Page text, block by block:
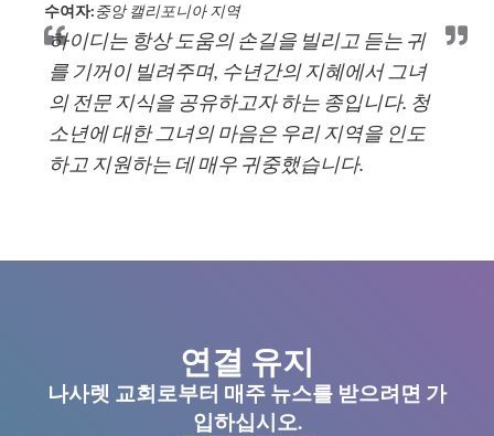
수여자:중앙 캘리포니아 지역
하이디는 항상 도움의 손길을 빌리고 듣는 귀
를 기꺼이 빌려주며, 수년간의 지혜에서 그녀
의 전문 지식을 공유하고자 하는 종입니다. 청
소년에 대한 그녀의 마음은 우리 지역을 인도
하고 지원하는 데 매우 귀중했습니다.
연결 유지
나사렛 교회로부터 매주 뉴스를 받으려면 가
입하십시오.